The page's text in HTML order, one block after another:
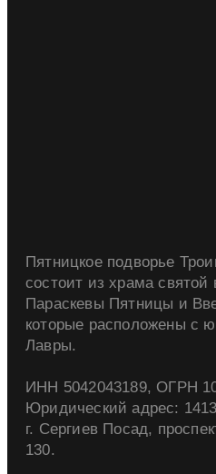
Пятницкое подворье
состоит из храма святой
Параскевы Пятницы и
которые расположены с
Лавры.
ИНН 5042043189, ОГРН
Юридический адрес:
г. Сергиев Посад,
130.